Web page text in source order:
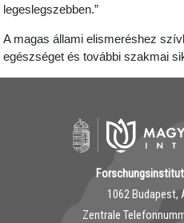
legeslegszebben.”
A magas állami elismeréshez
egészséget és további szakmai
1062 Budapest,
Zentrale